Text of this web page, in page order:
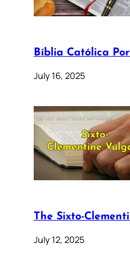
Bíblia Católica
July 16, 2025
The Sixto-
July 12, 2025